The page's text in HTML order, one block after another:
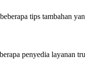
tips tambahan
penyedia